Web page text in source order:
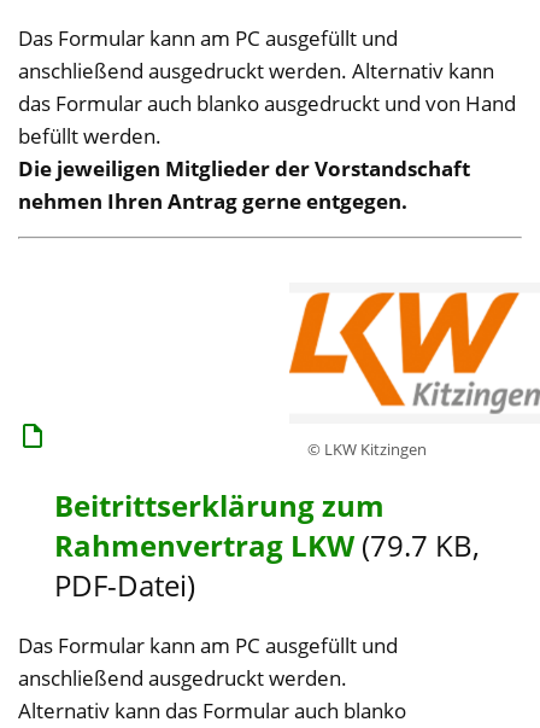
Das Formular kann am PC ausgefüllt und
anschließend ausgedruckt werden. Alternativ kann
das Formular auch blanko ausgedruckt und von Hand
befüllt werden.
Die jeweiligen Mitglieder der Vorstandschaft
nehmen Ihren Antrag gerne entgegen.
© LKW Kitzingen
Beitrittserklärung zum
Rahmenvertrag LKW (79.7 KB,
PDF-Datei)
Das Formular kann am PC ausgefüllt und
anschließend ausgedruckt werden.
Alternativ kann das Formular auch blanko